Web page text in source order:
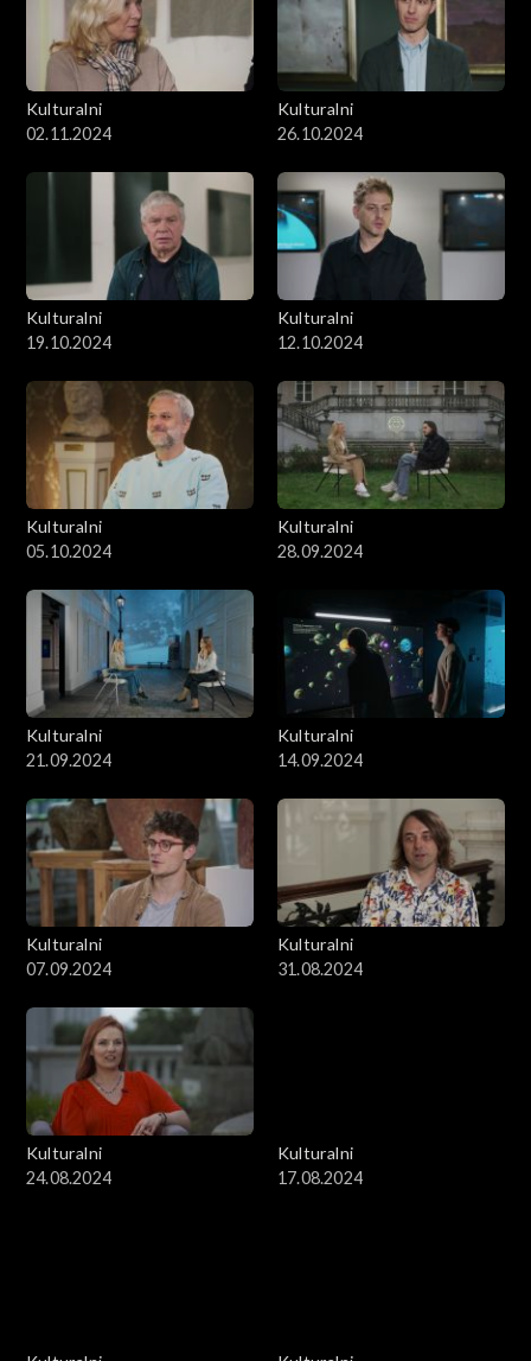
Kulturalni
02.11.2024
Kulturalni
26.10.2024
Kulturalni
19.10.2024
Kulturalni
12.10.2024
Kulturalni
05.10.2024
Kulturalni
28.09.2024
Kulturalni
21.09.2024
Kulturalni
14.09.2024
Kulturalni
07.09.2024
Kulturalni
31.08.2024
Kulturalni
24.08.2024
Kulturalni
17.08.2024